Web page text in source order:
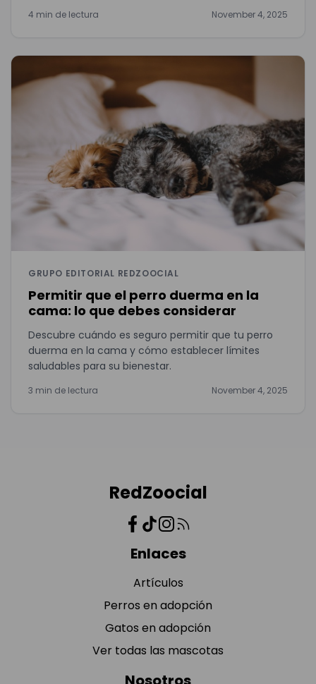
4 min de lectura November 4, 2025
GRUPO EDITORIAL REDZOOCIAL
Permitir que el perro duerma en la
cama: lo que debes considerar
Descubre cuándo es seguro permitir que tu perro
duerma en la cama y cómo establecer límites
saludables para su bienestar.
3 min de lectura November 4, 2025
RedZoocial
Enlaces
Artículos
Perros en adopción
Gatos en adopción
Ver todas las mascotas